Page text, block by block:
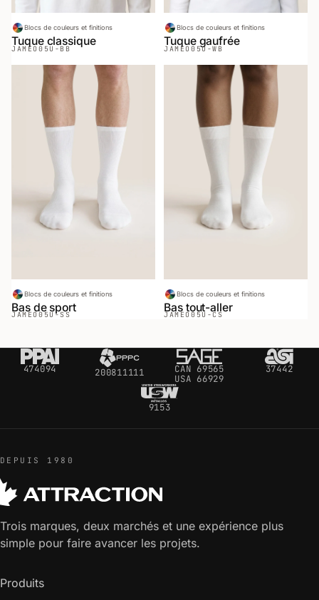
Blocs de couleurs et finitions
Tuque classique
JAMEO 05U-BB
Blocs de couleurs et finitions
Tuque gaufrée
JAMEO 05U-WB
Blocs de couleurs et finitions
Bas de sport
JAMEO05U-SS
Blocs de couleurs et finitions
Bas tout-aller
JAMEO 05U-CS
474094 200811111
CAN 69565
USA 66929
37442
9153
DEPUIS 1980
Trois marques, deux marchés et une expérience plus
simple pour faire avancer les projets.
Produits